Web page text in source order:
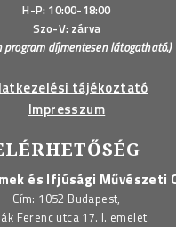
H-P: 10:00-18:00
Szo-V: zárva
program díjmentesen látogatható.)
tájékoztató
Impresszum
és Ifjúsági Művészeti
Cím: 1052 Budapest,
Ferenc utca 17. I. emelet